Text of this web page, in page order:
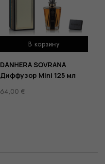
В корзину
DANHERA SOVRANA
Диффузор Mini 125 мл
64,00 €